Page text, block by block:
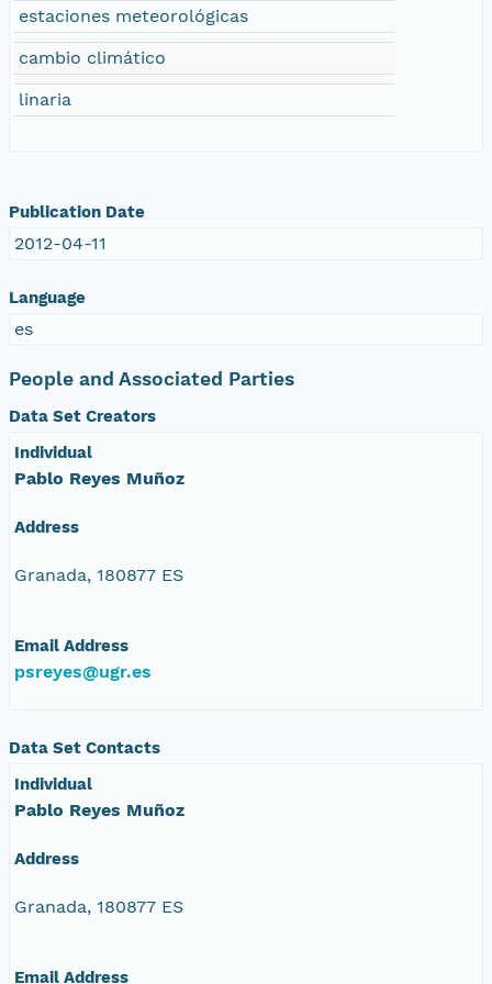
estaciones meteorológicas
cambio climático
linaria
Publication Date
2012-04-11
Language
es
People and Associated Parties
Data Set Creators
Individual
Pablo Reyes Muñoz
Address
Granada, 180877 ES
Email Address
psreyes@ugr.es
Data Set Contacts
Individual
Pablo Reyes Muñoz
Address
Granada, 180877 ES
Email Address